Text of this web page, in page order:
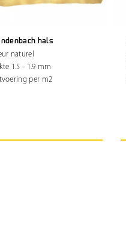
hals
naturel
1.5 - 1.9 mm
per m2